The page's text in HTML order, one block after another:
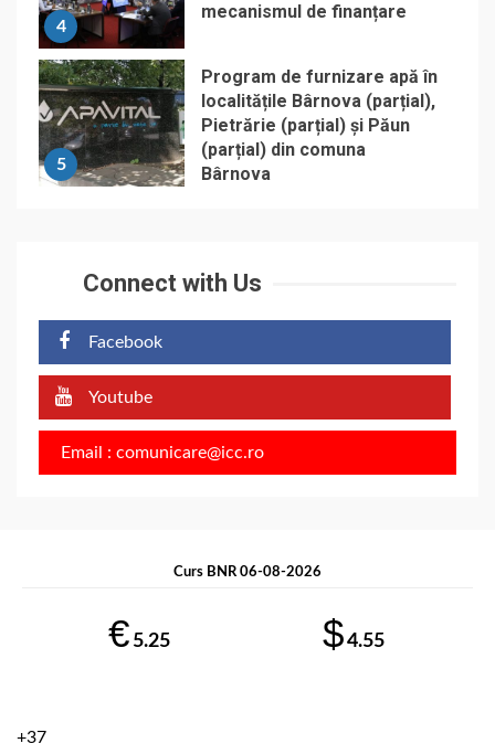
4
mecanismul de finanțare
5
Program de furnizare apă în
localitățile Bârnova (parțial),
Pietrărie (parțial) și Păun
(parțial) din comuna
Bârnova
Connect with Us
Facebook
Youtube
Email : comunicare@icc.ro
Curs BNR 06-08-2026
€ 5.25 $4.55
+37